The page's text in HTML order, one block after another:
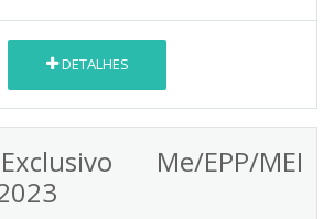
DETALHES
Me/EPP/MEI